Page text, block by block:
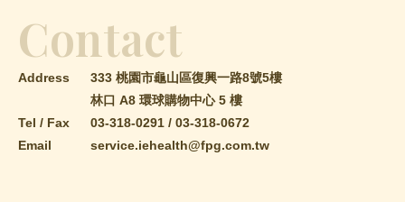
Contact
Address
333 桃園市龜山區復興一路8號5樓
林口 A8 環球購物中心 5 樓
Tel / Fax
03-318-0291 / 03-318-0672
Email
service.iehealth@fpg.com.tw